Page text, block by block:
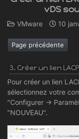
vDS
VMware 10
Page précédente
3. Créer un lien
Pour créer un lien
sélectionnez votre
"Configurer ->
"NOUVEAU".